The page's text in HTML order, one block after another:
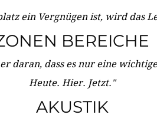
ein Vergnügen ist, wird das
BEREICHE
daran, dass es nur eine
Heute. Hier. Jetzt."
AKUSTIK